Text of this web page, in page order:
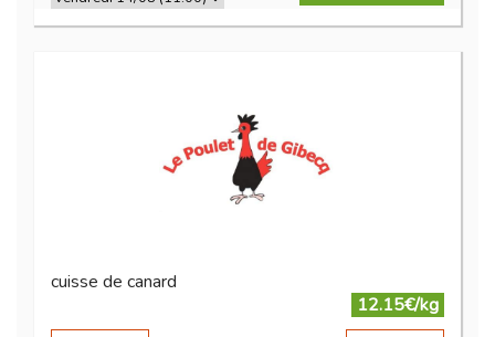
cuisse de canard
12.15€/kg